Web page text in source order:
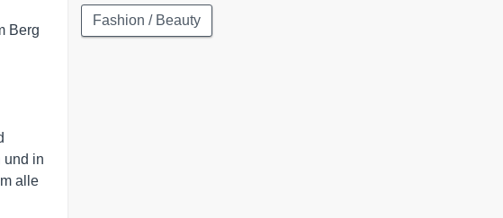
Berg
und in
alle
Fashion / Beauty